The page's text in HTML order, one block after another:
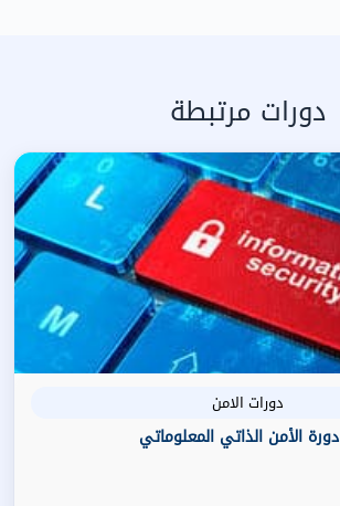
دورات مرتبطة
دورات الامن
دورة الأمن الذاتي المعلوماتي